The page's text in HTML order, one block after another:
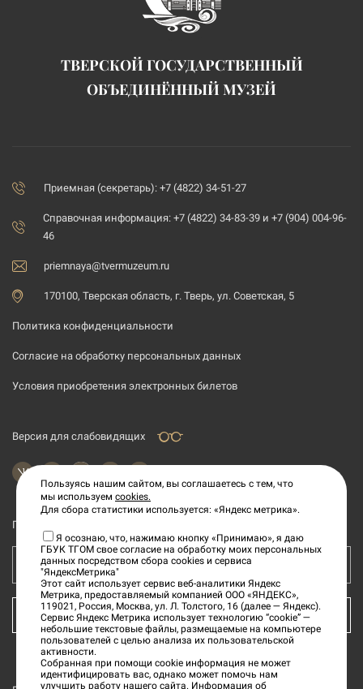
ТВЕРСКОЙ ГОСУДАРСТВЕННЫЙ
ОБЪЕДИНЁННЫЙ МУЗЕЙ
Приемная (секретарь): +7 (4822) 34-51-27
Справочная информация: +7 (4822) 34-83-39 и +7 (904) 004-96-
46
priemnaya@tvermuzeum.ru
170100, Тверская область, г. Тверь, ул. Советская, 5
Политика конфиденциальности
Согласие на обработку персональных данных
Условия приобретения электронных билетов
Версия для слабовидящих
Подпишитесь на рассылку новостей
Ваш e-mail адрес
КУПИТЬ БИЛЕТ
Пользуясь нашим сайтом, вы соглашаетесь с тем, что
мы используем cookies.
Для сбора статистики используется: «Яндекс метрика».
Я осознаю, что, нажимаю кнопку «Принимаю», я даю
ГБУК ТГОМ свое согласие на обработку моих персональных
данных посредством сбора cookies и сервиса
"ЯндексМетрика"
Этот сайт использует сервис веб-аналитики Яндекс
Метрика, предоставляемый компанией ООО «ЯНДЕКС»,
119021, Россия, Москва, ул. Л. Толстого, 16 (далее — Яндекс).
Сервис Яндекс Метрика использует технологию “cookie” —
небольшие текстовые файлы, размещаемые на компьютере
пользователей с целью анализа их пользовательской
активности.
Собранная при помощи cookie информация не может
идентифицировать вас, однако может помочь нам
улучшить работу нашего сайта. Информация об